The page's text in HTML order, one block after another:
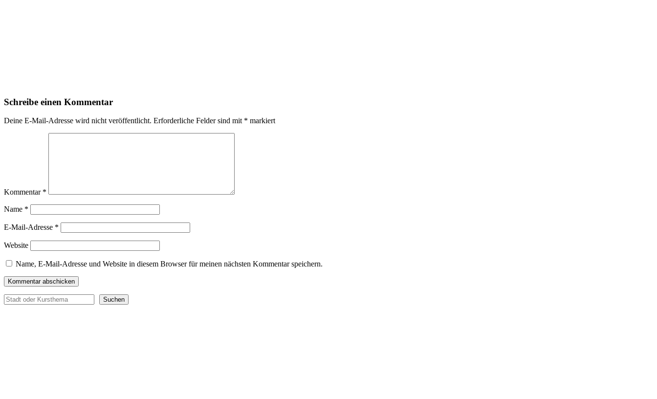
Schreibe einen Kommentar
Deine E-Mail-Adresse wird nicht veröffentlicht. Erforderliche Felder sind mit * markiert
Kommentar *
Name *
E-Mail-Adresse *
Website
Name, E-Mail-Adresse und Website in diesem Browser für meinen nächsten Kommentar speichern.
Suchen Suchen